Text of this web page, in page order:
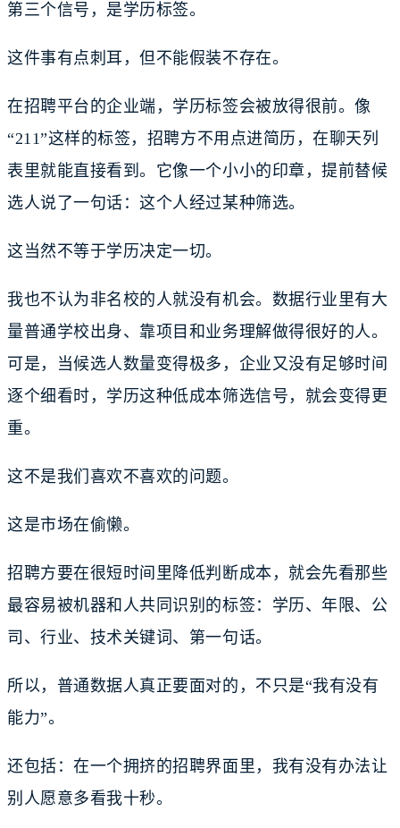
第三个信号，是学历标签。
这件事有点刺耳，但不能假装不存在。
在招聘平台的企业端，学历标签会被放得很前。像
“211”这样的标签，招聘方不用点进简历，在聊天列
表里就能直接看到。它像一个小小的印章，提前替候
选人说了一句话：这个人经过某种筛选。
这当然不等于学历决定一切。
我也不认为非名校的人就没有机会。数据行业里有大
量普通学校出身、靠项目和业务理解做得很好的人。
可是，当候选人数量变得极多，企业又没有足够时间
逐个细看时，学历这种低成本筛选信号，就会变得更
重。
这不是我们喜欢不喜欢的问题。
这是市场在偷懒。
招聘方要在很短时间里降低判断成本，就会先看那些
最容易被机器和人共同识别的标签：学历、年限、公
司、行业、技术关键词、第一句话。
所以，普通数据人真正要面对的，不只是“我有没有
能力”。
还包括：在一个拥挤的招聘界面里，我有没有办法让
别人愿意多看我十秒。